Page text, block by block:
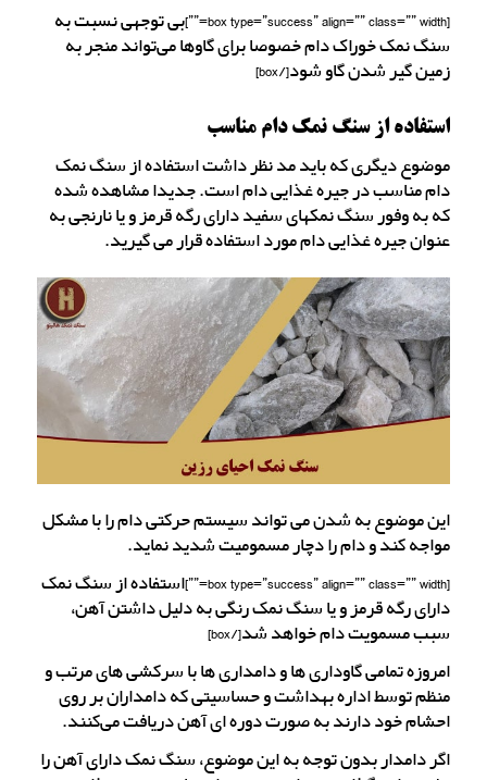
[box type=”success” align=”” class=”” width=””]بی توجهی نسبت به
سنگ نمک خوراک دام خصوصا برای گاوها می‌تواند منجر به
زمین گیر شدن گاو شود[/box]
استفاده از سنگ نمک دام مناسب
موضوع دیگری که باید مد نظر داشت استفاده از سنگ نمک
دام مناسب در جیره غذایی دام است. جدیدا مشاهده شده
که به وفور سنگ نمکهای سفید دارای رگه قرمز و یا نارنجی به
عنوان جیره غذایی دام مورد استفاده قرار می گیرید.
این موضوع به شدن می تواند سیستم حرکتی دام را با مشکل
مواجه کند و دام را دچار مسمومیت شدید نماید.
[box type=”success” align=”” class=”” width=””]استفاده از سنگ نمک
دارای رگه قرمز و یا سنگ نمک رنگی به دلیل داشتن آهن،
سبب مسمویت دام خواهد شد[/box]
امروزه تمامی گاوداری ها و دامداری ها با سرکشی های مرتب و
منظم توسط اداره بهداشت و حساسیتی که دامداران بر روی
احشام خود دارند به صورت دوره ای آهن دریافت می‌کنند.
اگر دامدار بدون توجه به این موضوع، سنگ نمک دارای آهن را